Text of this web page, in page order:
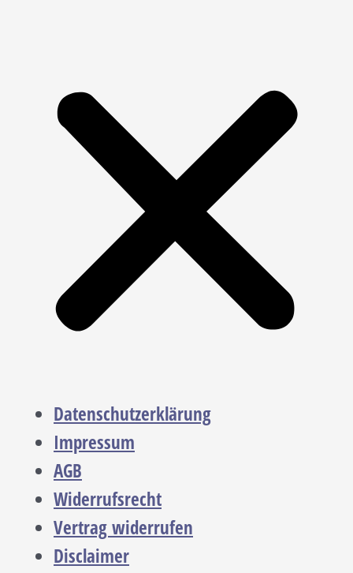
Datenschutzerklärung
Impressum
AGB
Widerrufsrecht
Vertrag widerrufen
Disclaimer